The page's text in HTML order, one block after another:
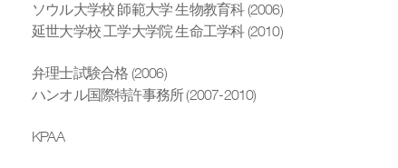
ソウル大学校 師範大学 生物教育科 (2006)
延世大学校 工学大学院 生命工学科 (2010)
弁理士試験合格 (2006)
ハンオル国際特許事務所 (2007-2010)
KPAA